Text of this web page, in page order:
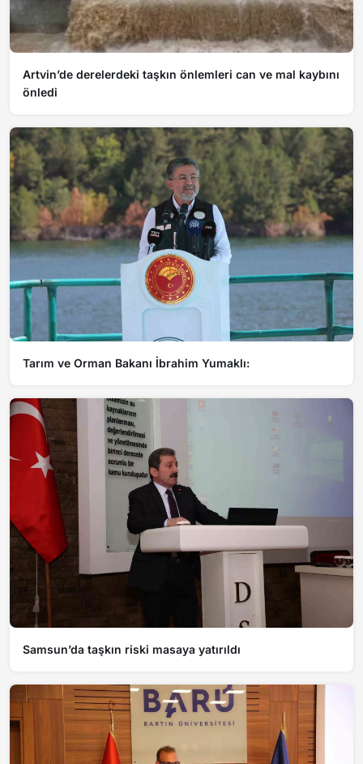
Artvin’de derelerdeki taşkın önlemleri can ve mal kaybını
önledi
Tarım ve Orman Bakanı İbrahim Yumaklı:
Samsun’da taşkın riski masaya yatırıldı